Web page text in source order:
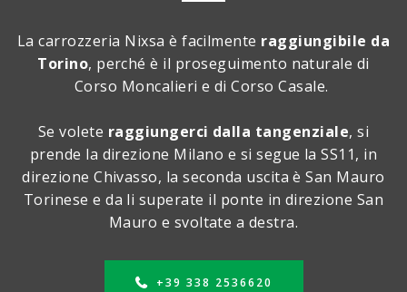
La carrozzeria Nixsa è facilmente raggiungibile da
Torino, perché è il proseguimento naturale di
Corso Moncalieri e di Corso Casale.
Se volete raggiungerci dalla tangenziale, si
prende la direzione Milano e si segue la SS11, in
direzione Chivasso, la seconda uscita è San Mauro
Torinese e da li superate il ponte in direzione San
Mauro e svoltate a destra.
+39 338 2536620